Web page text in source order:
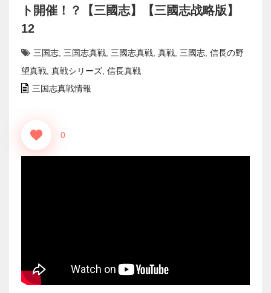
ト開催！？【三國志】【三國志战略版】
12
三国志 三国志真戦 三國志真戦 真戦 三國志 信長の野
望真戦 真戦シリーズ 信長真戦
三国志真戦情報
0